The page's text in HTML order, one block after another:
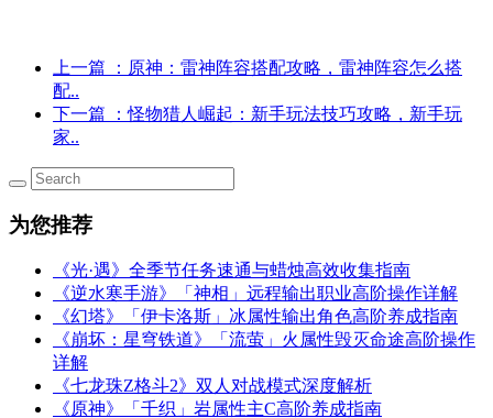
上一篇
：原神：雷神阵容搭配攻略，雷神阵容怎么搭
配..
下一篇
：怪物猎人崛起：新手玩法技巧攻略，新手玩
家..
为您推荐
《光·遇》全季节任务速通与蜡烛高效收集指南
《逆水寒手游》「神相」远程输出职业高阶操作详解
《幻塔》「伊卡洛斯」冰属性输出角色高阶养成指南
《崩坏：星穹铁道》「流萤」火属性毁灭命途高阶操作
详解
《七龙珠Z格斗2》双人对战模式深度解析
《原神》「千织」岩属性主C高阶养成指南